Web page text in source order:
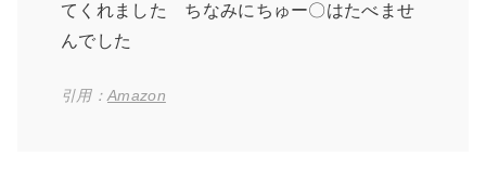
てくれました ちなみにちゅー〇はたべませ
んでした
引用： Amazon